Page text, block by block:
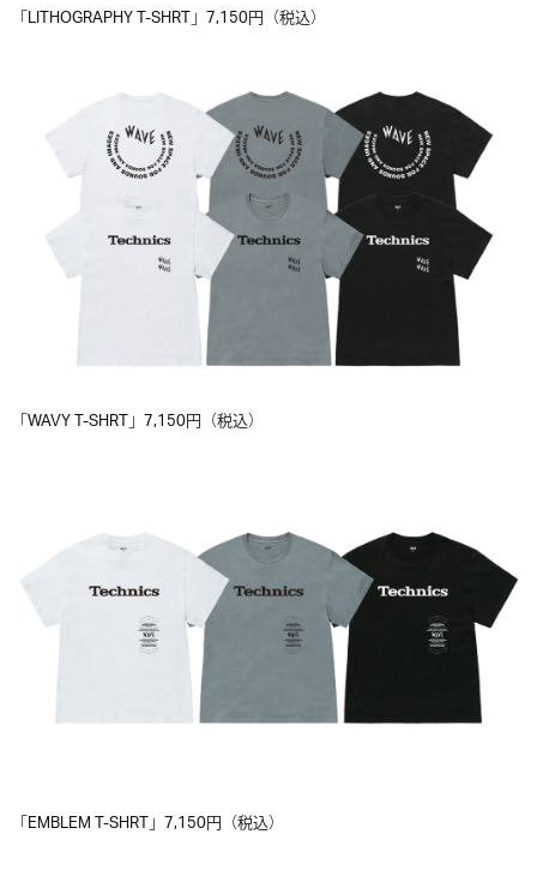
「LITHOGRAPHY T-SHRT」7,150円（税込）
「WAVY T-SHRT」7,150円（税込）
「EMBLEM T-SHRT」7,150円（税込）